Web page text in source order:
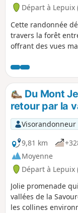
Départ à
Cette randonnée
travers la forêt
offrant des vues
du Chantoiseau, un
au pied du
vallée de
Du Mont
retour par la
Visorandonneur
9,81 km
Moyenne
Départ à
Jolie promenade
vallées de la
les collines